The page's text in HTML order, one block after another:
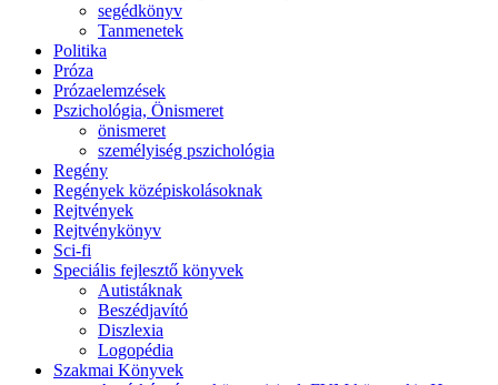
segédkönyv
Tanmenetek
Politika
Próza
Prózaelemzések
Pszichológia, Önismeret
önismeret
személyiség pszichológia
Regény
Regények középiskolásoknak
Rejtvények
Rejtvénykönyv
Sci-fi
Speciális fejlesztő könyvek
Autistáknak
Beszédjavító
Diszlexia
Logopédia
Szakmai Könyvek